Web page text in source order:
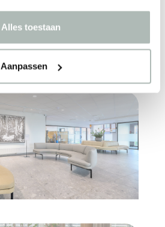
Alles toestaan
Aanpassen